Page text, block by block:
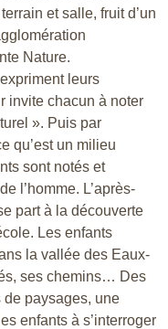
et salle, fruit d’un
Nature.
leurs
invite chacun à noter
». Puis par
qu’est un milieu
sont notés et
l’homme. L’après-
part à la découverte
Les enfants
la vallée des Eaux-
ses chemins… Des
paysages, une
enfants à s’interroger